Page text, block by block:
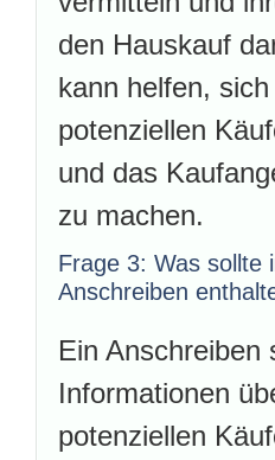
den Hauskauf
kann helfen,
potenziellen
und das
zu machen.
Frage 3: Was sollte
Anschreiben
Ein Anschreiben
Informationen
potenziellen